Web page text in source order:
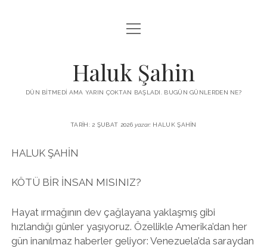
KUTUP YILDIZI
MENDIREK YAZILARI
İYI YAŞAM VE MUTLULUK ÜZERINE
DERS NOTLARI – LECTURE NOTES
MED 532 SPRING ‘25
YAZMADAN EDEMEDIM
menüyü
aç
Haluk Şahin
DÜN BITMEDI AMA YARIN ÇOKTAN BAŞLADI. BUGÜN GÜNLERDEN NE?
TARIH: 2 ŞUBAT 2026yazar: HALUK ŞAHIN
HALUK ŞAHİN
KÖTÜ BİR İNSAN MISINIZ?
Hayat ırmağının dev çağlayana yaklaşmış gibi
hızlandığı günler yaşıyoruz. Özellikle Amerika’dan her
gün inanılmaz haberler geliyor: Venezuela’da saraydan